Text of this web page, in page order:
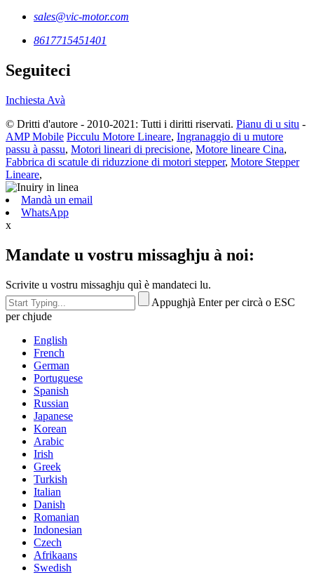
sales@vic-motor.com
8617715451401
Seguiteci
Inchiesta Avà
© Dritti d'autore - 2010-2021: Tutti i diritti riservati. Pianu di u situ -
AMP Mobile Picculu Motore Lineare, Ingranaggio di u mutore
passu à passu, Motori lineari di precisione, Motore lineare Cina,
Fabbrica di scatule di riduzzione di motori stepper, Motore Stepper
Lineare,
Mandà un email
WhatsApp
x
Mandate u vostru missaghju à noi:
Scrivite u vostru missaghju quì è mandateci lu.
Appughjà Enter per circà o ESC
per chjude
English
French
German
Portuguese
Spanish
Russian
Japanese
Korean
Arabic
Irish
Greek
Turkish
Italian
Danish
Romanian
Indonesian
Czech
Afrikaans
Swedish